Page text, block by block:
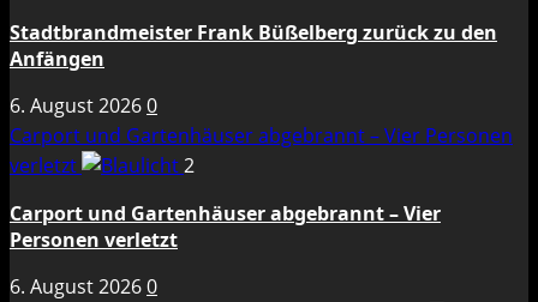
Stadtbrandmeister Frank Büßelberg zurück zu den
Anfängen
6. August 20260
Carport und Gartenhäuser abgebrannt – Vier Personen
verletzt
2
Carport und Gartenhäuser abgebrannt – Vier
Personen verletzt
6. August 20260